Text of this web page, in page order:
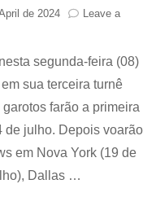
de 2024
Leave a
II:
segunda-feira (08)
sua terceira turnê
farão a primeira
de julho. Depois voarão
em Nova York (19 de
Dallas …